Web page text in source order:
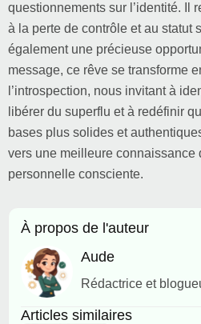
questionnements sur l’identité. Il
à la perte de contrôle et au statut
également une précieuse
message, ce rêve se transforme
l’introspection, nous invitant à
libérer du superflu et à redéfinir
bases plus solides et
vers une meilleure connaissance
personnelle consciente.
À propos de l'auteur
Aude
Rédactrice et
Articles similaires